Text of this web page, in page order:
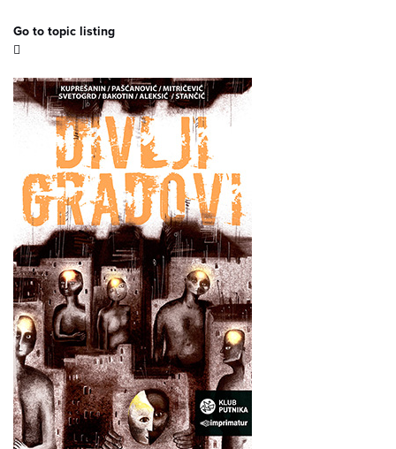
Go to topic listing